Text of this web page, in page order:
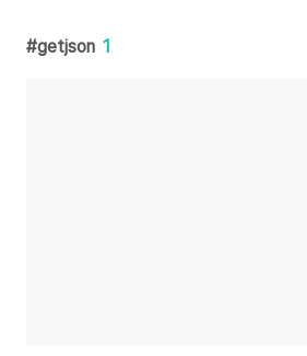
getjson 1